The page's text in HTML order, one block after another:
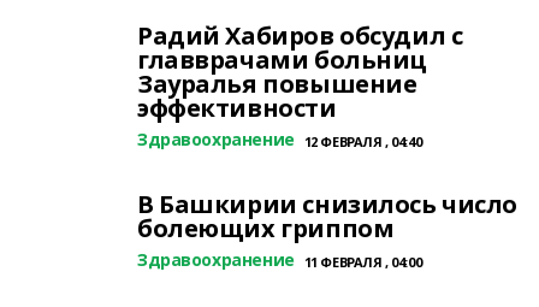
Радий Хабиров обсудил с
главврачами больниц
Зауралья повышение
эффективности
Здравоохранение 12 ФЕВРАЛЯ , 04:40
В Башкирии снизилось число
болеющих гриппом
Здравоохранение 11 ФЕВРАЛЯ , 04:00